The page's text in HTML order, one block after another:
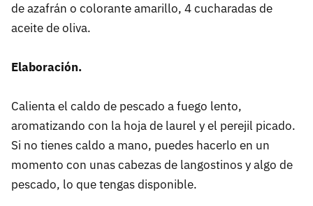
de azafrán o colorante amarillo, 4 cucharadas de
aceite de oliva.
Elaboración.
Calienta el caldo de pescado a fuego lento,
aromatizando con la hoja de laurel y el perejil picado.
Si no tienes caldo a mano, puedes hacerlo en un
momento con unas cabezas de langostinos y algo de
pescado, lo que tengas disponible.